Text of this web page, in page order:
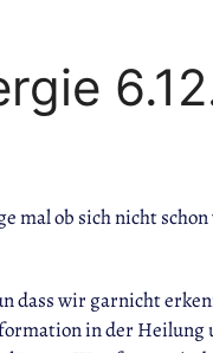
mal ob sich nicht
dass wir garnicht
in der Heilung